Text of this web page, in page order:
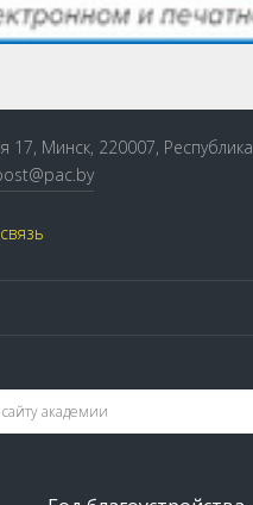
17, Минск, 220007, Республика